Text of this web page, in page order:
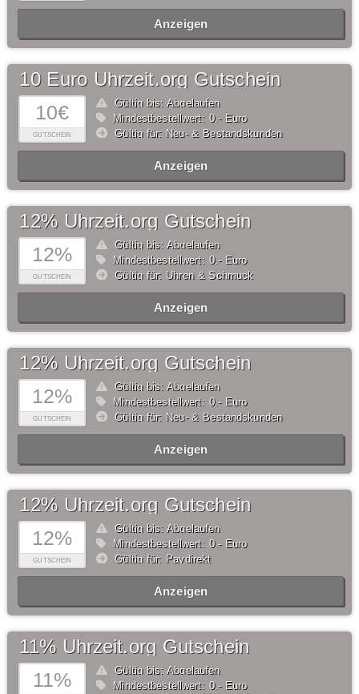
Anzeigen
10€
GUTSCHEIN
10 Euro Uhrzeit.org Gutschein
Gültig bis: Abgelaufen
Mindestbestellwert: 0,- Euro
Gültig für: Neu- & Bestandskunden
Anzeigen
12%
GUTSCHEIN
12% Uhrzeit.org Gutschein
Gültig bis: Abgelaufen
Mindestbestellwert: 0,- Euro
Gültig für: Uhren & Schmuck
Anzeigen
12%
GUTSCHEIN
12% Uhrzeit.org Gutschein
Gültig bis: Abgelaufen
Mindestbestellwert: 0,- Euro
Gültig für: Neu- & Bestandskunden
Anzeigen
12%
GUTSCHEIN
12% Uhrzeit.org Gutschein
Gültig bis: Abgelaufen
Mindestbestellwert: 0,- Euro
Gültig für: Paydirekt
Anzeigen
11%
11% Uhrzeit.org Gutschein
Gültig bis: Abgelaufen
Mindestbestellwert: 0,- Euro